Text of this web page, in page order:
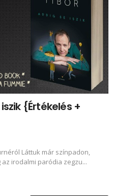
{Értékelés +
Láttuk már színpadon,
irodalmi paródia zegzu...